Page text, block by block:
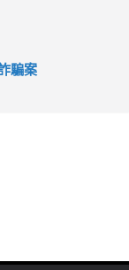
騙案
車路士